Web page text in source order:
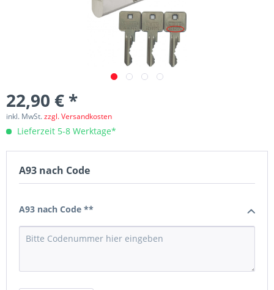
22,90 € *
inkl. MwSt.zzgl. Versandkosten
Lieferzeit 5-8 Werktage*
A93 nach Code
A93 nach Code **